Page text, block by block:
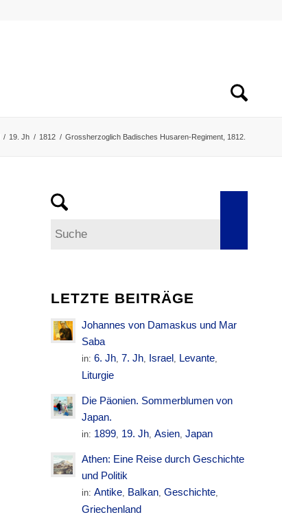
/ 19. Jh / 1812 / Grossherzoglich Badisches Husaren-Regiment, 1812.
LETZTE BEITRÄGE
Johannes von Damaskus und Mar
Saba
in:6. Jh, 7. Jh, Israel, Levante,
Liturgie
Die Päonien. Sommerblumen von
Japan.
in: 1899, 19. Jh,Asien,Japan
Athen: Eine Reise durch Geschichte
und Politik
in:Antike, Balkan,Geschichte,
Griechenland